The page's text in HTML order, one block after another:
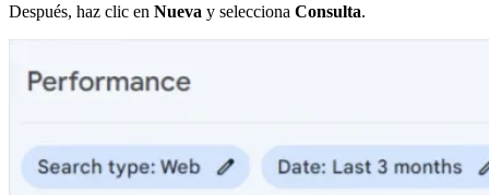
Después, haz clic en Nueva y selecciona Consulta.